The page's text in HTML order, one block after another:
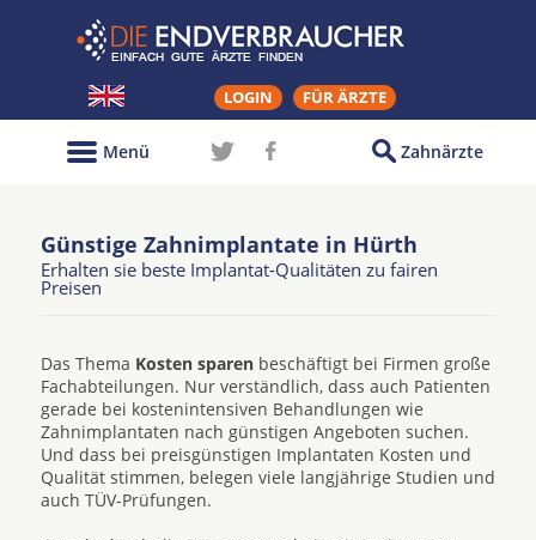
LOGIN FÜR ÄRZTE
Zahnärzte
Menü
Günstige Zahnimplantate in Hürth
Erhalten sie beste Implantat-Qualitäten zu fairen
Preisen
Das Thema Kosten sparen beschäftigt bei Firmen große
Fachabteilungen. Nur verständlich, dass auch Patienten
gerade bei kostenintensiven Behandlungen wie
Zahnimplantaten nach günstigen Angeboten suchen.
Und dass bei preisgünstigen Implantaten Kosten und
Qualität stimmen, belegen viele langjährige Studien und
auch TÜV-Prüfungen.